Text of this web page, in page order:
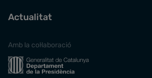
Actualitat
Amb la col·laboració